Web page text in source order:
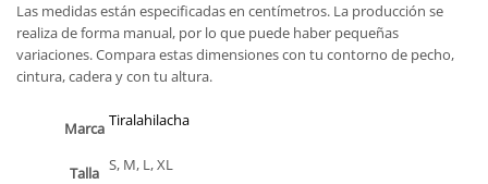
Las medidas están especificadas en centímetros. La producción se
realiza de forma manual, por lo que puede haber pequeñas
variaciones. Compara estas dimensiones con tu contorno de pecho,
cintura, cadera y con tu altura.
Marca Tiralahilacha
Talla S, M, L, XL